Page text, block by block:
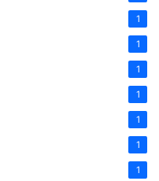
1
1
1
1
1
1
1